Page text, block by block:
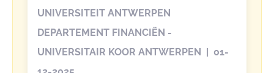
UNIVERSITEIT ANTWERPEN
DEPARTEMENT FINANCIËN -
UNIVERSITAIR KOOR ANTWERPEN | 01-